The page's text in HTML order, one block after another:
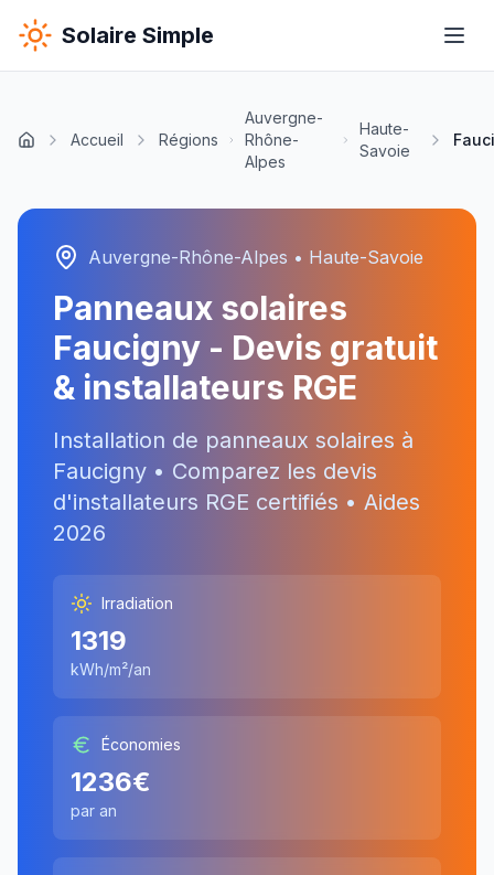
Solaire Simple
Accueil Régions
Auvergne-
Rhône-
Alpes
Haute-
Savoie
Auvergne-Rhône-Alpes • Haute-Savoie
Panneaux solaires
Faucigny - Devis gratuit
& installateurs RGE
Installation de panneaux solaires à
Faucigny • Comparez les devis
d'installateurs RGE certifiés • Aides
2026
Irradiation
1319
kWh/m²/an
Économies
1236€
par an